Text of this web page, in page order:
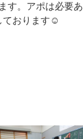
す。アポは必要あ
ております☺